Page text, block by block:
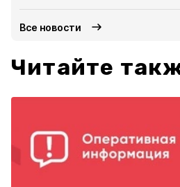
Все новости
Читайте